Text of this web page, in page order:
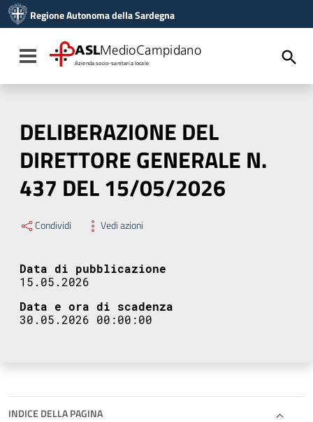
Vai al menu di navigazione
Vai al footer
Regione Autonoma della Sardegna
Toggle navigation
ASLMedioCampidano
Azienda socio-sanitaria locale
DELIBERAZIONE DEL
DIRETTORE GENERALE N.
437 DEL 15/05/2026
Condividi Vedi azioni
Data di pubblicazione
15.05.2026
Data e ora di scadenza
30.05.2026 00:00:00
INDICE DELLA PAGINA